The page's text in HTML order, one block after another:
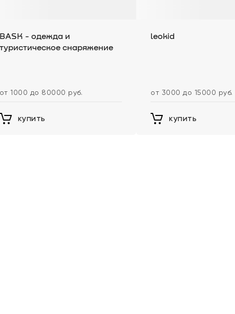
BASK - одежда и
туристическое снаряжение
от 1000 до 80000 руб.
купить
leokid
от 3000 до 15000 руб.
купить